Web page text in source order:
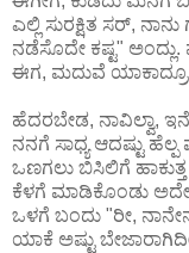
ಎಲ್ಲಿ ಸುರಕ್ಷಿತ ಸರ್,
ನಡೆಸೊದೇ ಕಷ್ಟ"
ಈಗ, ಮದುವೆ ಯಾಕಾದ್ರೂ
ಹೆದರಬೇಡ, ನಾವಿಲ್ವಾ,
ನನಗೆ ಸಾಧ್ಯ ಆದಷ್ಟು
ಒಣಗಲು ಬಿಸಿಲಿಗೆ
ಕೆಳಗೆ ಮಾಡಿಕೊಂಡು
ಒಳಗೆ ಬಂದು "ರೀ,
ಯಾಕೆ ಅಷ್ಟು